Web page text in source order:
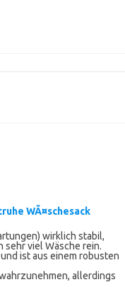
WÃ¤schesack
wirklich stabil,
sehr viel Wäsche rein.
ist aus einem robusten
allerdings